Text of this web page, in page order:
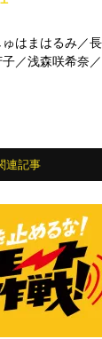
はまはるみ／
／浅森咲希奈
連記事